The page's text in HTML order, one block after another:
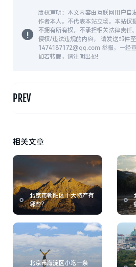
版权声明：本文内容由互联网用户自
作者本人。不代表本站立场。本站仅
不拥有所有权，不承担相关法律责任
侵权/违法违规的内容， 请发送邮件至
1474187172@qq.com 举报，一经查
如若转载，请注明出处!
PREV
相关文章
北京市朝阳区十大特产有
哪些？
北京市海淀区小吃一条